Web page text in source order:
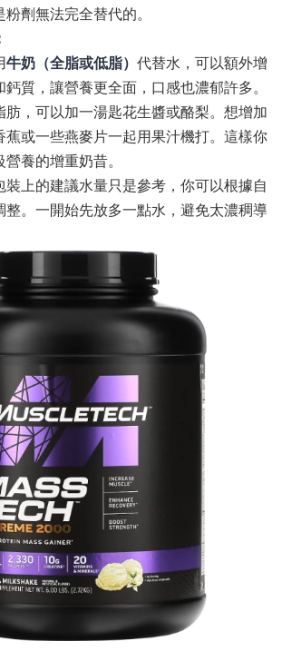
劑無法完全替代的。
牛奶（全脂或低脂） 代替水，可以額外增
質，讓營養更全面，口感也濃郁許多。
肪，可以加一湯匙花生醬或酪梨。想增加
蕉或一些燕麥片一起用果汁機打。這樣你
養的增重奶昔。
裝上的建議水量只是參考，你可以根據自
整。一開始先放多一點水，避免太濃稠導